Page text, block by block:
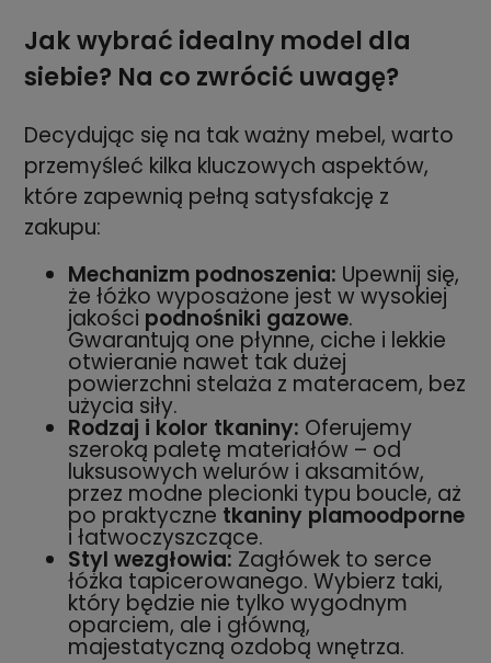
Jak wybrać idealny model dla
siebie? Na co zwrócić uwagę?
Decydując się na tak ważny mebel, warto
przemyśleć kilka kluczowych aspektów,
które zapewnią pełną satysfakcję z
zakupu:
Mechanizm podnoszenia: Upewnij się,
że łóżko wyposażone jest w wysokiej
jakości podnośniki gazowe.
Gwarantują one płynne, ciche i lekkie
otwieranie nawet tak dużej
powierzchni stelaża z materacem, bez
użycia siły.
Rodzaj i kolor tkaniny: Oferujemy
szeroką paletę materiałów – od
luksusowych welurów i aksamitów,
przez modne plecionki typu boucle, aż
po praktyczne tkaniny plamoodporne
i łatwoczyszczące.
Styl wezgłowia: Zagłówek to serce
łóżka tapicerowanego. Wybierz taki,
który będzie nie tylko wygodnym
oparciem, ale i główną,
majestatyczną ozdobą wnętrza.